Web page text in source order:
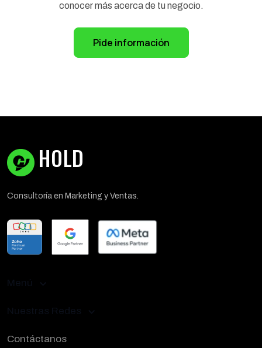
conocer más acerca de tu negocio.
Pide información
HOLD
Consultoría en Marketing y Ventas.
Menú
Nuestras Redes
Contáctanos